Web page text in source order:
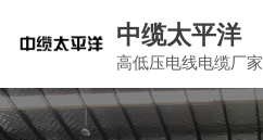
中缆太平洋
高低压电线电缆厂家